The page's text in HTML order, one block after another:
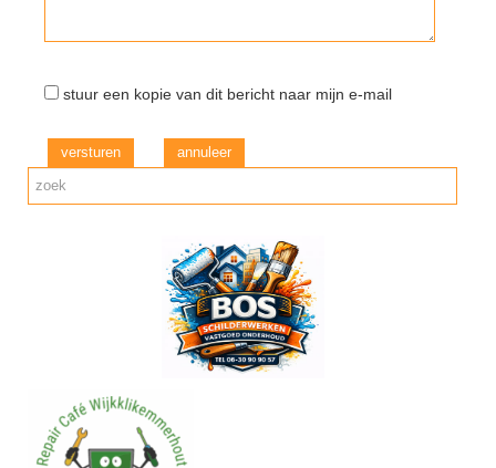
stuur een kopie van dit bericht naar mijn e-mail
versturen